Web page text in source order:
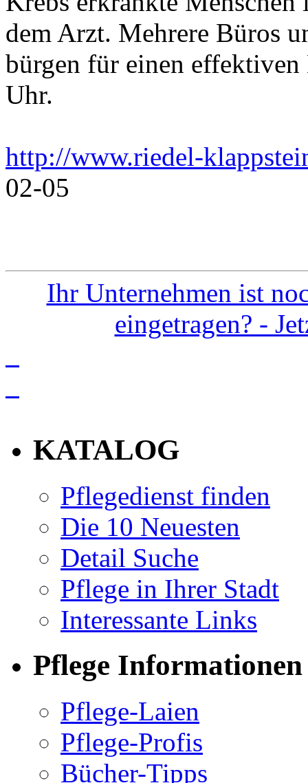
dem Arzt. Mehrere Büros
bürgen für einen
Uhr.
http://www.riedel-
02-05
Ihr Unternehmen ist
eingetragen? -
KATALOG
Pflegedienst finden
Die 10 Neuesten
Detail Suche
Pflege in Ihrer Stadt
Interessante Links
Pflege Informationen
Pflege-Laien
Pflege-Profis
Bücher-Tipps